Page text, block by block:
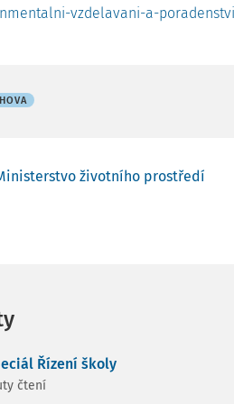
vzdelavani-a-poradenstvi
životního prostředí
Řízení školy
čtení